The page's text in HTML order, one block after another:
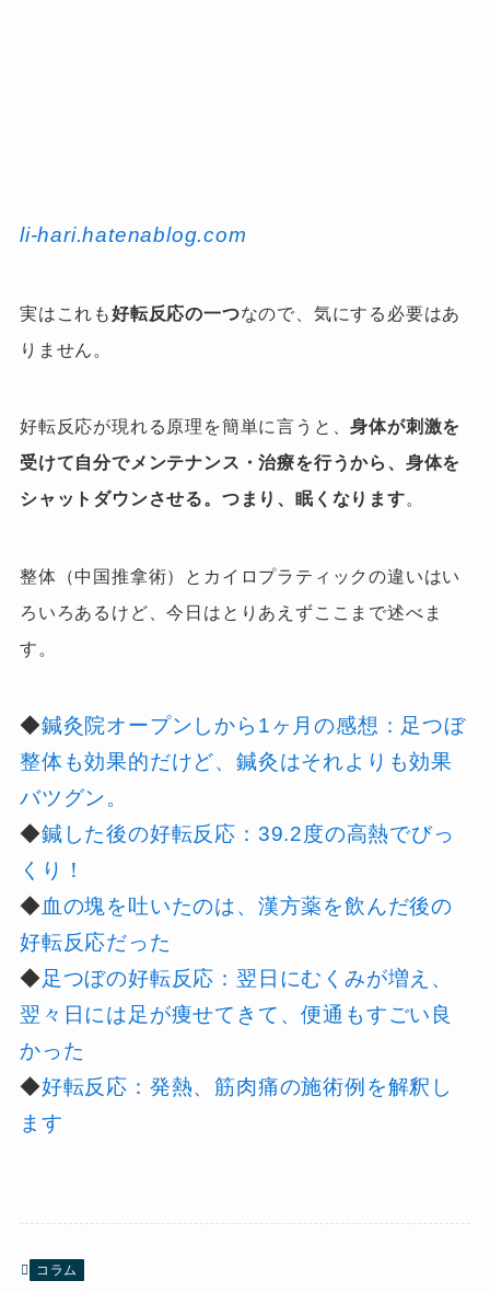
li-hari.hatenablog.com
実はこれも好転反応の一つなので、 気にする必要はあ
りません。
好転反応が現れる原理を簡単に言うと、身体が刺激を
受けて自分でメンテナンス・治療を行うから、身体を
シャットダウンさせる。つまり、眠くなります。
整体（中国推拿術）とカイロプラティックの違いはい
ろいろあるけど、今日はとりあえずここまで述べま
す。
◆鍼灸院オープンしから1ヶ月の感想：足つぼ
整体も効果的だけど、鍼灸はそれよりも効果
バツグン。
◆鍼した後の好転反応：39.2度の高熱でびっ
くり！
◆血の塊を吐いたのは、漢方薬を飲んだ後の
好転反応だった
◆足つぼの好転反応：翌日にむくみが増え、
翌々日には足が痩せてきて、便通もすごい良
かった
◆好転反応：発熱、筋肉痛の施術例を解釈し
ます
コラム